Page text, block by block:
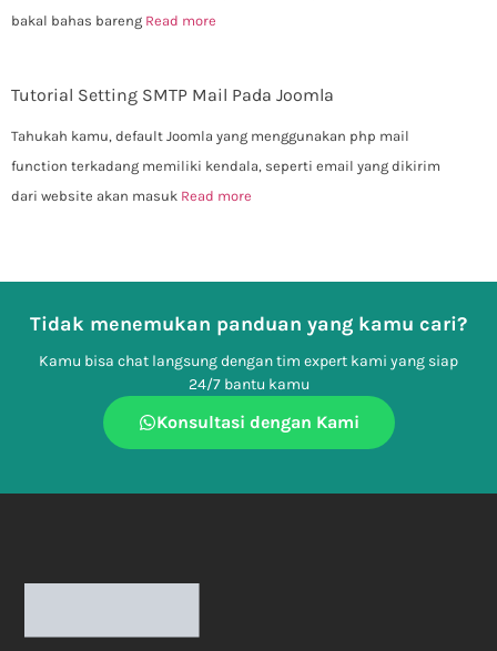
bakal bahas bareng Read more
Tutorial Setting SMTP Mail Pada Joomla
Tahukah kamu, default Joomla yang menggunakan php mail
function terkadang memiliki kendala, seperti email yang dikirim
dari website akan masuk Read more
Tidak menemukan panduan yang kamu cari?
Kamu bisa chat langsung dengan tim expert kami yang siap
24/7 bantu kamu
Konsultasi dengan Kami